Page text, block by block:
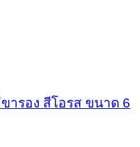
ารอง สีโอรส ขนาด 6